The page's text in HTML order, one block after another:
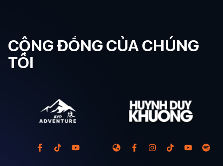
CỘNG ĐỒNG CỦA CHÚNG
TÔI